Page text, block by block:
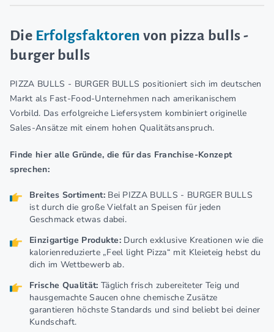
Die Erfolgsfaktoren von pizza bulls -
burger bulls
PIZZA BULLS - BURGER BULLS positioniert sich im deutschen
Markt als Fast-Food-Unternehmen nach amerikanischem
Vorbild. Das erfolgreiche Liefersystem kombiniert originelle
Sales-Ansätze mit einem hohen Qualitätsanspruch.
Finde hier alle Gründe, die für das Franchise-Konzept
sprechen:
Breites Sortiment:Bei PIZZA BULLS - BURGER BULLS
ist durch die große Vielfalt an Speisen für jeden
Geschmack etwas dabei.
Einzigartige Produkte: Durch exklusive Kreationen wie die
kalorienreduzierte „Feel light Pizza“ mit Kleieteig hebst du
dich im Wettbewerb ab.
Frische Qualität: Täglich frisch zubereiteter Teig und
hausgemachte Saucen ohne chemische Zusätze
garantieren höchste Standards und sind beliebt bei deiner
Kundschaft.